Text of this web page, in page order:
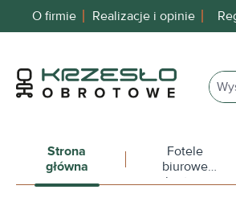
Przejdź do głównej
O firmie Realizacje i opinie
Strona
główna
Fotele
biurowe
obrotowe